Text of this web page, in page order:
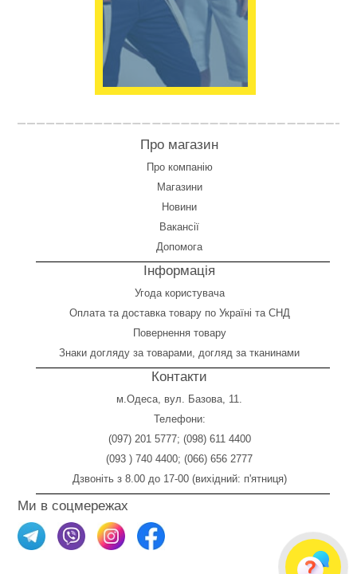
Про магазин
Про компанію
Магазини
Новини
Вакансії
Допомога
Інформація
Угода користувача
Оплата та доставка товару по Україні та СНД
Повернення товару
Знаки догляду за товарами, догляд за тканинами
Контакти
м.Одеса, вул. Базова, 11.
Телефони:
(097) 201 5777; (098) 611 4400
(093 ) 740 4400; (066) 656 2777
Дзвоніть з 8.00 до 17-00 (вихідний: п'ятниця)
Ми в соцмережах